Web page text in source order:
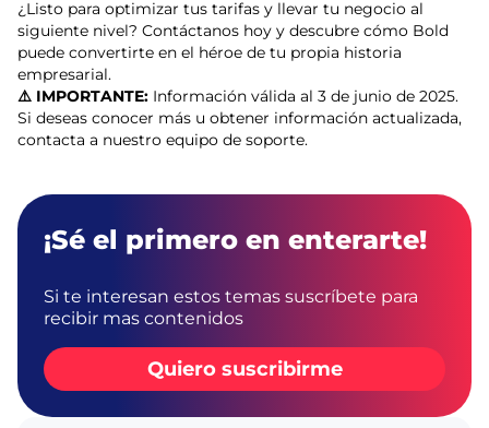
¿Listo para optimizar tus tarifas y llevar tu negocio al
siguiente nivel? Contáctanos hoy y descubre cómo Bold
puede convertirte en el héroe de tu propia historia
empresarial.
⚠️ IMPORTANTE: Información válida al 3 de junio de 2025.
Si deseas conocer más u obtener información actualizada,
contacta a nuestro equipo de soporte.
¡Sé el primero en enterarte!
Si te interesan estos temas suscríbete para
recibir mas contenidos
Quiero suscribirme